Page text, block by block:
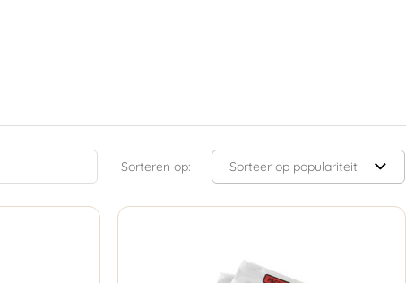
Sorteren op: